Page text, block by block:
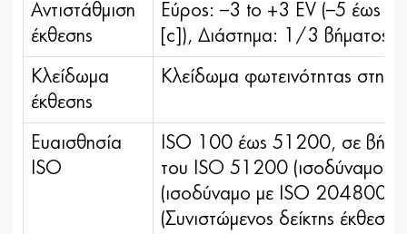
Αντιστάθμιση
έκθεσης
Εύρος: –3 to +3 EV (–5 έως +5
[c]), Διάστημα: 1/3 βήματος
Κλείδωμα
έκθεσης
Κλείδωμα φωτεινότητας στην
Ευαισθησία
ISO
ISO 100 έως 51200, σε
του ISO 51200 (ισοδύναμο
(ισοδύναμο με ISO 204800),
(Συνιστώμενος δείκτης έκθεσης)